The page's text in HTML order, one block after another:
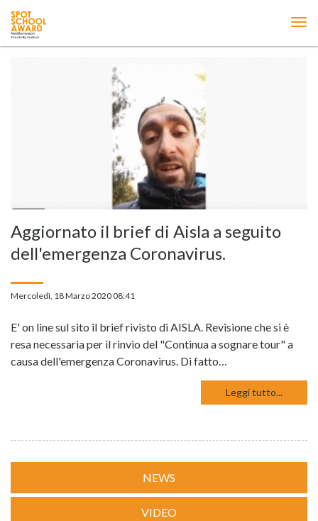
Aggiornato il brief di Aisla a seguito
dell'emergenza Coronavirus.
Mercoledì, 18 Marzo 2020 08:41
E' on line sul sito il brief rivisto di AISLA. Revisione che si è
resa necessaria per il rinvio del "Continua a sognare tour" a
causa dell'emergenza Coronavirus. Di fatto…
Leggi tutto...
NEWS
VIDEO